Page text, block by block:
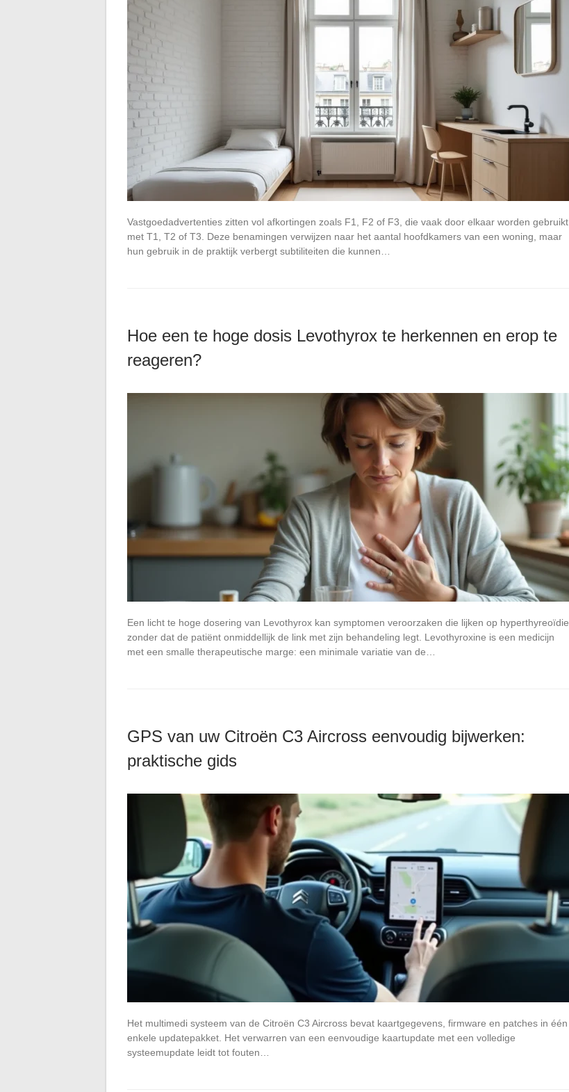
Vastgoedadvertenties zitten vol afkortingen zoals F1, F2 of F3, die vaak door elkaar worden gebruikt
met T1, T2 of T3. Deze benamingen verwijzen naar het aantal hoofdkamers van een woning, maar
hun gebruik in de praktijk verbergt subtiliteiten die kunnen…
Hoe een te hoge dosis Levothyrox te herkennen en erop te
reageren?
Een licht te hoge dosering van Levothyrox kan symptomen veroorzaken die lijken op hyperthyreoïdie,
zonder dat de patiënt onmiddellijk de link met zijn behandeling legt. Levothyroxine is een medicijn
met een smalle therapeutische marge: een minimale variatie van de…
GPS van uw Citroën C3 Aircross eenvoudig bijwerken:
praktische gids
Het multimedi systeem van de Citroën C3 Aircross bevat kaartgegevens, firmware en patches in één
enkele updatepakket. Het verwarren van een eenvoudige kaartupdate met een volledige
systeemupdate leidt tot fouten…